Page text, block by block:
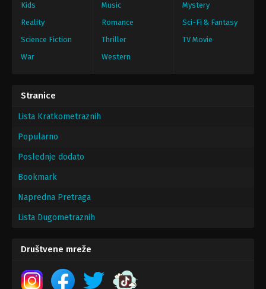
Kids
Music
Mystery
Reality
Romance
Sci-Fi & Fantasy
Science Fiction
Thriller
TV Movie
War
Western
Stranice
Lista Kratkometraznih
Popularno
Poslednje dodato
Bookmark
Napredna Pretraga
Lista Dugometraznih
Društvene mreže